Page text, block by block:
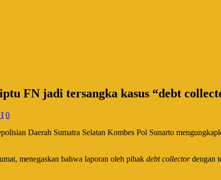
FN jadi tersangka kasus “debt
0
Daerah Sumatra Selatan Kombes Pol Sunarto
menegaskan bahwa laporan oleh pihak debt collectordengan